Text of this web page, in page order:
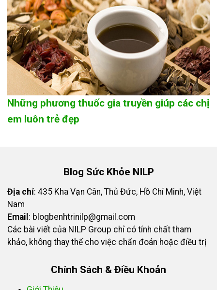
Những phương thuốc gia truyền giúp các chị
em luôn trẻ đẹp
Blog Sức Khỏe NILP
Địa chỉ: 435 Kha Vạn Cân, Thủ Đức, Hồ Chí Minh, Việt
Nam
Email : blogbenhtrinilp@gmail.com
Các bài viết của NILP Group chỉ có tính chất tham
khảo, không thay thế cho việc chẩn đoán hoặc điều trị
Chính Sách & Điều Khoản